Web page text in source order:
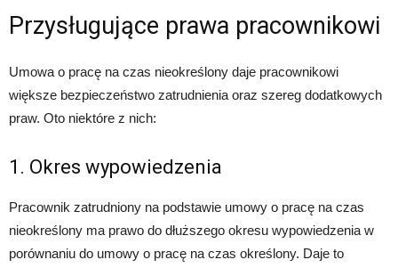
Przysługujące prawa pracownikowi
Umowa o pracę na czas nieokreślony daje pracownikowi
większe bezpieczeństwo zatrudnienia oraz szereg dodatkowych
praw. Oto niektóre z nich:
1. Okres wypowiedzenia
Pracownik zatrudniony na podstawie umowy o pracę na czas
nieokreślony ma prawo do dłuższego okresu wypowiedzenia w
porównaniu do umowy o pracę na czas określony. Daje to